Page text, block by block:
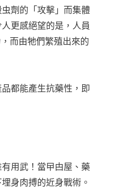
劑的「攻擊」而集體
更感絕望的是，人員
而由牠們繁殖出來的
都能產生抗藥性，即
用武！當曱甴屋、藥
身肉搏的近身戰術。